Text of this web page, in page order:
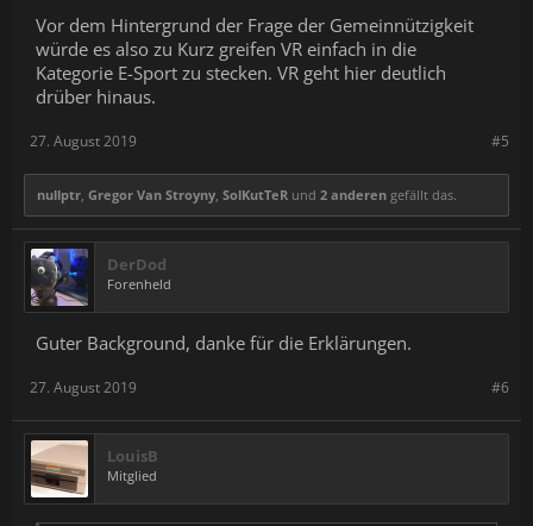
Vor dem Hintergrund der Frage der Gemeinnützigkeit
würde es also zu Kurz greifen VR einfach in die
Kategorie E-Sport zu stecken. VR geht hier deutlich
drüber hinaus.
#5
27. August 2019
nullptr Gregor Van Stroyny SolKutTeR und 2 anderen gefällt das.
DerDod
Forenheld
Guter Background, danke für die Erklärungen.
#6
27. August 2019
LouisB
Mitglied